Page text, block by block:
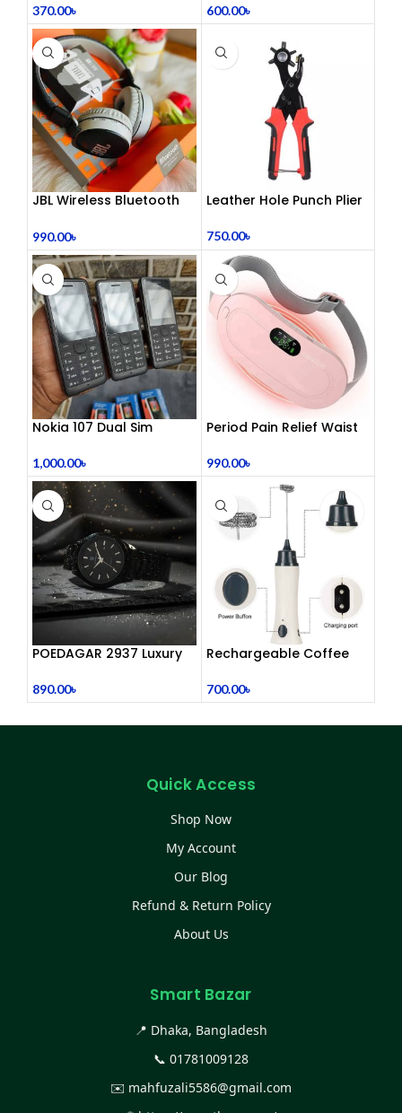
370.00৳ 600.00৳
JBL Wireless Bluetooth
990.00৳
Leather Hole Punch Plier
750.00৳
Nokia 107 Dual Sim
1,000.00৳
Period Pain Relief Waist
990.00৳
POEDAGAR 2937 Luxury
890.00৳
Rechargeable Coffee
Foamer.
700.00৳
Quick Access
Shop Now
My Account
Our Blog
Refund & Return Policy
About Us
Smart Bazar
📍 Dhaka, Bangladesh
📞 01781009128
✉️ mahfuzali5586@gmail.com